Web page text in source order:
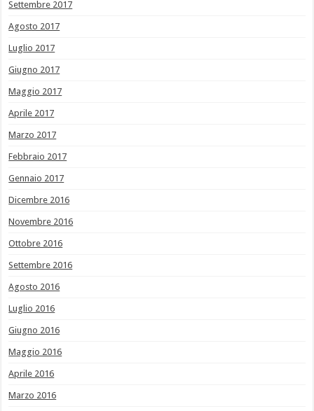
Settembre 2017
Agosto 2017
Luglio 2017
Giugno 2017
Maggio 2017
Aprile 2017
Marzo 2017
Febbraio 2017
Gennaio 2017
Dicembre 2016
Novembre 2016
Ottobre 2016
Settembre 2016
Agosto 2016
Luglio 2016
Giugno 2016
Maggio 2016
Aprile 2016
Marzo 2016